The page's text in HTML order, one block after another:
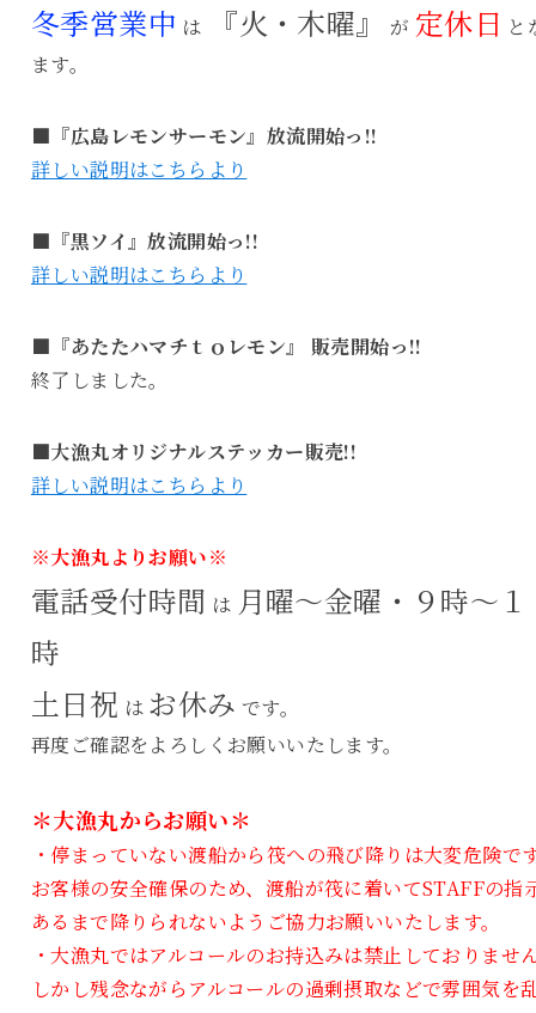
冬季営業中 は 『火・木曜』 が 定休日 と
ます。
■『広島レモンサーモン』放流開始っ!!
詳しい説明はこちらより
■『黒ソイ』放流開始っ!!
詳しい説明はこちらより
■『あたたハマチｔｏレモン』 販売開始っ!!
終了しました。
■大漁丸オリジナルステッカー販売!!
詳しい説明はこちらより
※大漁丸よりお願い※
電話受付時間 は 月曜～金曜・９時～
時
土日祝 は お休み です。
再度ご確認をよろしくお願いいたします。
＊大漁丸からお願い＊
・停まっていない渡船から筏への飛び降りは大変危険で
お客様の安全確保のため、渡船が筏に着いてSTAFFの指
あるまで降りられないようご協力お願いいたします。
・大漁丸ではアルコールのお持込みは禁止しておりませ
しかし残念ながらアルコールの過剰摂取などで雰囲気を